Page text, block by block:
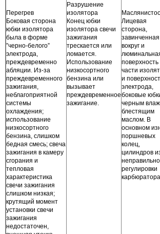
Перегрев
Боковая сторона
юбки изолятора
была в форме
”черно-белого”
электрода,
преждевременно
абляции. Из-за
преждевременного
зажигания,
неблагоприятной
системы
охлаждения;
использование
низкосортного
бензина, слишком
бедная смесь; свеча
зажигания в камеру
сгорания и
тепловая
характеристика
свечи зажигания
слишком низкая;
крутящий момент
установки свечи
зажигания
недостаточен,
Разрушение
изолятора
Конец юбки
изолятора свечи
зажигания
трескается или
ломается.
Использование
низкосортного
бензина или
вызывает
преждевременное
зажигание.
Лицевая
сторона,
завинченная
вокруг и
поверхность
части
и
электрода,
боковые
черным
блестящим
маслом. В
основном
поршневых
колец,
цилиндров
регулировки